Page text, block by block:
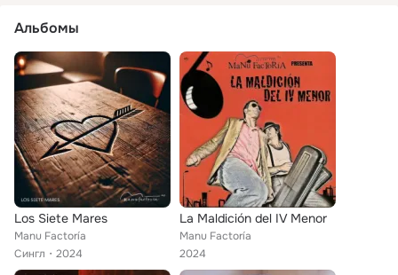
Альбомы
Los Siete Mares
Manu Factoría
Сингл
2024
La Maldición del IV Menor
Manu Factoría
2024